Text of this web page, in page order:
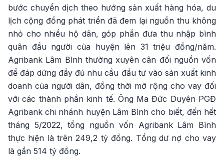
bước chuyển dịch theo hướng sản xuất hàng hóa, du
lịch cộng đồng phát triển đã đem lại nguồn thu không
nhỏ cho nhiều hộ dân, góp phần đưa thu nhập bình
quân đầu người của huyện lên 31 triệu đồng/năm.
Agribank Lâm Bình thường xuyên cân đối nguồn vốn
để đáp dứng đầy đủ nhu cầu đầu tư vào sản xuất kinh
doanh của người dân, đồng thời mở rộng cho vay đối
với các thành phần kinh tế. Ông Ma Đức Duyên PGĐ
Agribank chi nhánh huyện Lâm Bình cho biết, đến hết
tháng 5/2022, tổng nguồn vốn Agribank Lâm Bình
thực hiện là trên 249,2 tỷ đồng. Tổng dư nợ cho vay
là gần 514 tỷ đồng.